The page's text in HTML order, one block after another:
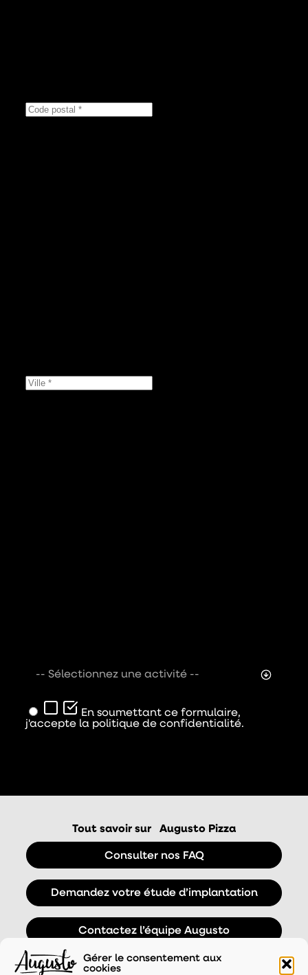
Gérer le consentement aux
cookies
-- Sélectionnez une activité --
En soumettant ce formulaire,
j'accepte la politique de confidentialité.
Tout savoir sur Augusto Pizza
Consulter nos FAQ
Demandez votre étude d’implantation
Contactez l’équipe Augusto